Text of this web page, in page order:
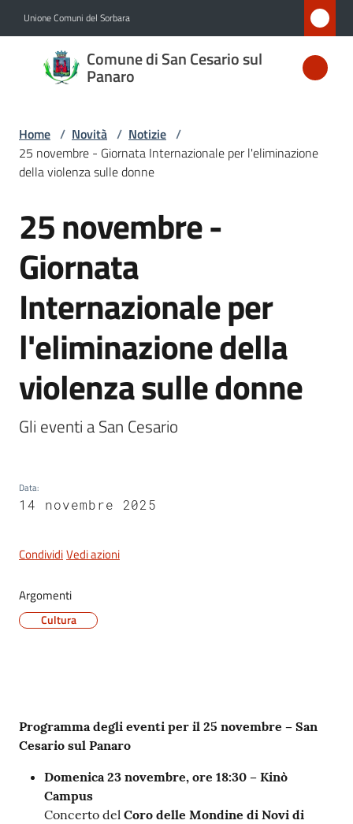
Unione Comuni del Sorbara
Comune di San Cesario sul
Panaro
Comune
di San
sul
Panaro
Amministrazione
Novità
Menu selezionato
Servizi
Vivere
San
Cesario
sul
Panaro
argomenti...
Seguici
Home / Novità / Notizie /
25 novembre - Giornata Internazionale per l'eliminazione
della violenza sulle donne
Salta al contenuto
25 novembre -
Giornata
Internazionale per
l'eliminazione della
violenza sulle donne
Gli eventi a San Cesario
Data:
14 novembre 2025
CondividiVedi azioni
Argomenti
Cultura
Contenuto
Programma degli eventi per il 25 novembre – San
Cesario sul Panaro
Domenica 23 novembre, ore 18:30 – Kinò
Campus
Concerto del Coro delle Mondine di Novi di